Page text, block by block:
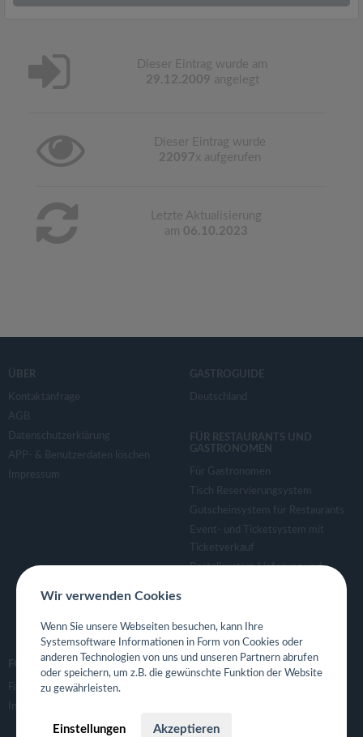
Dieser Eintrag wurde am
29.12.2009 angelegt
Dieser Eintrag wurde
22097x aufgerufen
Letzte Aktualisierung
am 06.10.2023
ÜBER
Kontaktanfrage
AGB
Datenschutzerklärung
APP- & Benutzerdaten löschen
Impressum
GASTROGUIDE
Deutschland
FÜR RESTAURANTS UND
GASTRONOMEN
Für Gastronomen
Tisch Reservierungsystem
Gutscheinsystem für Restaurants
Event- und Ticketsystem mit
Ticketverkauf
Bestellsystem Lieferung und
Eigene App für Restaurant
FOLGE UNS
Facebook
Instagram
Wir verwenden Cookies
Wenn Sie unsere Webseiten besuchen, kann Ihre
Systemsoftware Informationen in Form von Cookies oder
anderen Technologien von uns und unseren Partnern abrufen
oder speichern, um z.B. die gewünschte Funktion der Website
zu gewährleisten.
Einstellungen Akzeptieren